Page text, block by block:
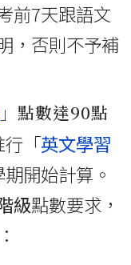
前7天跟語文
，否則不予補
」點數達90點
行「英文學習
開始計算。
級點數要求，